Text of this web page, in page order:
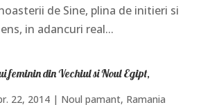
de Sine, plina de initieri si
in adancuri real...
feminin din Vechiul si Noul Egipt,
22, 2014| Noul pamant, Ramania